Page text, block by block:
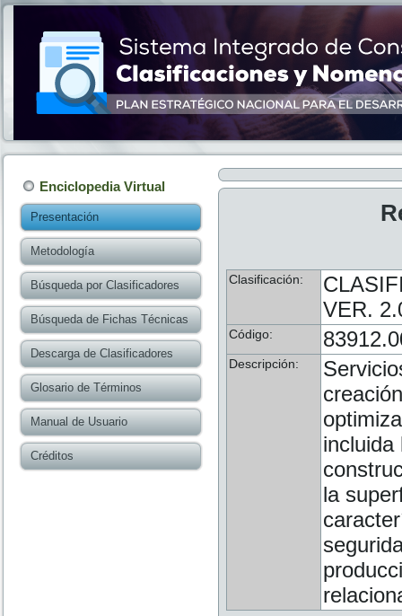
Enciclopedia Virtual
Presentación
Metodología
Búsqueda por Clasificadores
Búsqueda de Fichas Técnicas
Descarga de Clasificadores
Glosario de Términos
Manual de Usuario
Créditos
Clasificación:
VER.
Código:
Descripción:
incluida
la